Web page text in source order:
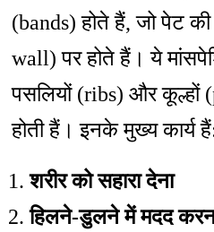
(bands) होते हैं, जो पेट की
wall) पर होते हैं। ये
पसलियों (ribs) और कूल्हों
होती हैं। इनके मुख्य कार्य
शरीर को सहारा देना
हिलने-डुलने में मदद